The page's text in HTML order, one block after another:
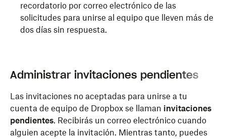
recordatorio por correo electrónico de las
solicitudes para unirse al equipo que lleven más de
dos días sin respuesta.
Administrar invitaciones pendientes
Las invitaciones no aceptadas para unirse a tu
cuenta de equipo de Dropbox se llaman invitaciones
pendientes. Recibirás un correo electrónico cuando
alguien acepte la invitación. Mientras tanto, puedes